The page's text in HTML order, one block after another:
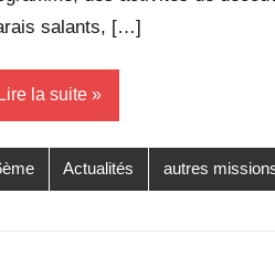
salants, […]
Lire la suite
Actualités autres